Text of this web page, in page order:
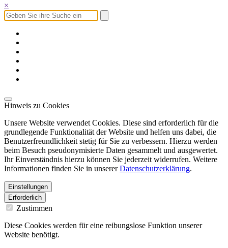
×
Hinweis zu Cookies
Unsere Website verwendet Cookies. Diese sind erforderlich für die
grundlegende Funktionalität der Website und helfen uns dabei, die
Benutzerfreundlichkeit stetig für Sie zu verbessern. Hierzu werden
beim Besuch pseudonymisierte Daten gesammelt und ausgewertet.
Ihr Einverständnis hierzu können Sie jederzeit widerrufen. Weitere
Informationen finden Sie in unsererDatenschutzerklärung.
Einstellungen
Erforderlich
Zustimmen
Diese Cookies werden für eine reibungslose Funktion unserer
Website benötigt.